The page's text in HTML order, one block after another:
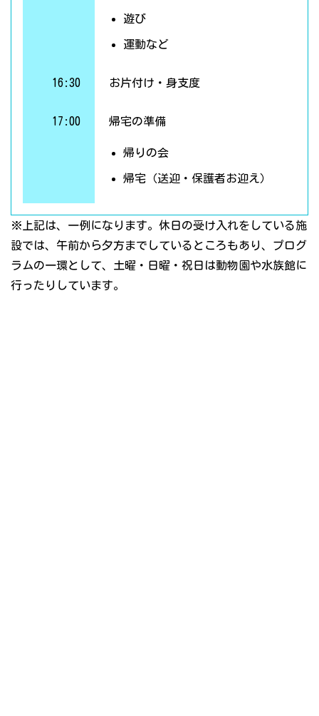
遊び
運動など
16:30 お片付け・身支度
17:00 帰宅の準備
帰りの会
帰宅（送迎・保護者お迎え）
※上記は、一例になります。休日の受け入れをしている施
設では、午前から夕方までしているところもあり、プログ
ラムの一環として、土曜・日曜・祝日は動物園や水族館に
行ったりしています。